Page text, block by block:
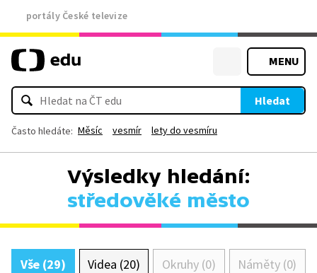
portály České televize
MENU
Hledat
Často hledáte: Měsíc vesmír lety do vesmíru
Výsledky hledání:
středověké město
Vše (29) Videa (20) Okruhy (0) Náměty (0)